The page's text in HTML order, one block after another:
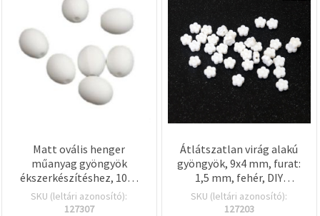
Matt ovális henger
műanyag gyöngyök
ékszerkészítéshez, 10x8
mm, furat: 1,5 mm, fehér
– 20 g (~60 db)
SKU (leltári azonosító):
127307
Átlátszatlan virág alakú
gyöngyök, 9x4 mm, furat:
1,5 mm, fehér, DIY
ékszerkészítéshez és
kézműves-hobbi
SKU (leltári azonosító):
127203